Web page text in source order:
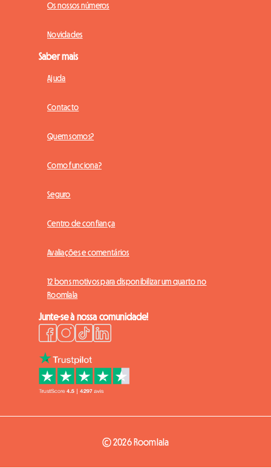
Os nossos números
Novidades
Saber mais
Ajuda
Contacto
Quem somos?
Como funciona?
Seguro
Centro de confiança
Avaliações e comentários
12 bons motivos para disponibilizar um quarto no
Roomlala
Junte-se à nossa comunidade!
© 2026 Roomlala